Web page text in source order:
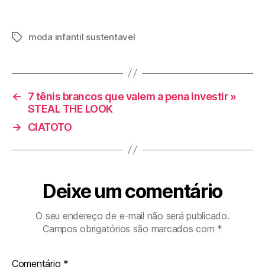
Tagsmoda infantil sustentavel
←
7 tênis brancos que valem a pena investir »
STEAL THE LOOK
→
CIATOTO
Deixe um comentário
O seu endereço de e-mail não será publicado.
Campos obrigatórios são marcados com *
Comentário *